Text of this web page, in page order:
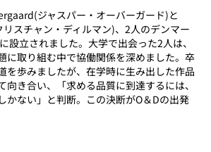
ジャスパー・オーバーガード)と
スチャン・ディルマン)、2人のデンマー
設立されました。大学で出会った2人は、
に取り組む中で協働関係を深めました。卒
を歩みましたが、在学時に生み出した作品
向き合い、「求める品質に到達するには、
かない」と判断。この決断がO＆Dの出発